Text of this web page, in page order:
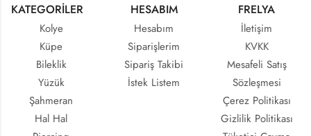
KATEGORİLER
Kolye
Küpe
Bileklik
Yüzük
Şahmeran
Hal Hal
HESABIM
Hesabım
Siparişlerim
Sipariş Takibi
İstek Listem
FRELYA
İletişim
KVKK
Mesafeli Satış
Sözleşmesi
Çerez Politikası
Gizlilik Politikası